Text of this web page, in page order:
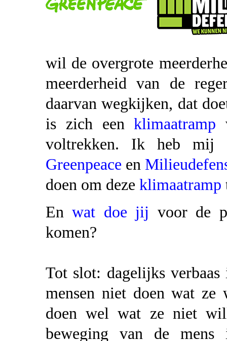
wil de overgrote
meerderheid van de
daarvan wegkijken, dat
is zich eenklimaatramp
voltrekken. Ik heb mij
Greenpeace en
doen om deze klimaatramp
Enwat doe jij voor de
komen?
Tot slot: dagelijks
mensen niet doen wat ze
doen wel wat ze niet
beweging van de mens